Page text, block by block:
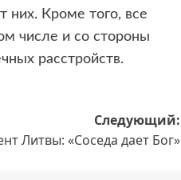
них. Кроме того, все
числе и со стороны
расстройств.
Следующий:
Литвы: «Соседа дает Бог»